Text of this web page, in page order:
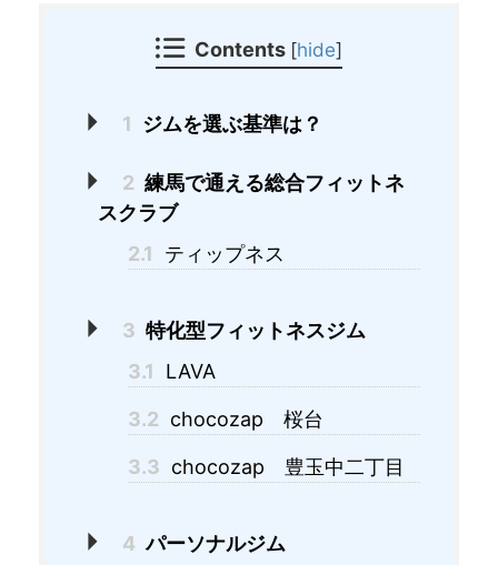
Contents [hide]
1 ジムを選ぶ基準は？
2 練馬で通える総合フィットネ
スクラブ
2.1
ティップネス
3 特化型フィットネスジム
3.1
LAVA
3.2 chocozap 桜台
3.3 chocozap 豊玉中二丁目
4 パーソナルジム